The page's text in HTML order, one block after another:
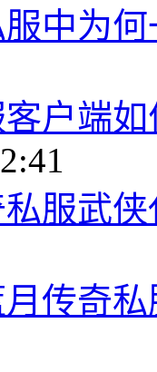
中为
户端
服武
传奇